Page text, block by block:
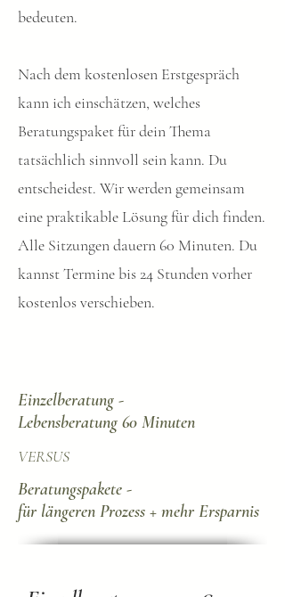
bedeuten.
Nach dem kostenlosen Erstgespräch
kann ich einschätzen, welches
Beratungspaket für dein Thema
tatsächlich sinnvoll sein kann. Du
entscheidest.​ Wir werden gemeinsam
eine praktikable Lösung für dich finden.
Alle Sitzungen dauern 60 Minuten. Du
kannst Termine bis 24 Stunden vorher
kostenlos verschieben.
Einzelberatung -
Lebensberatung 60 Minuten
VERSUS
Beratungspakete -
für längeren Prozess + mehr Ersparnis